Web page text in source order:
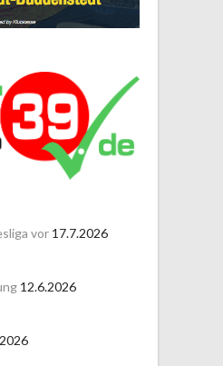
vor 17.7.2026
12.6.2026